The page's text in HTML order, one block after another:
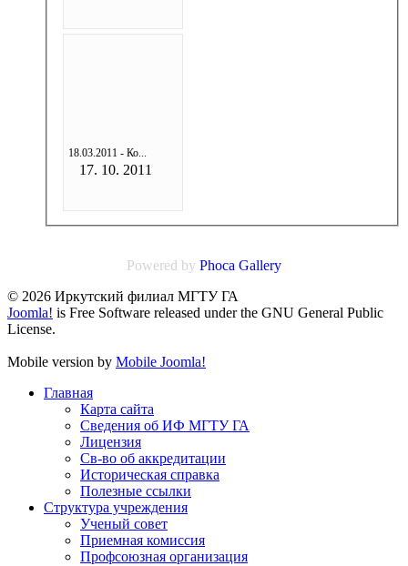
18.03.2011 - Ко...
17. 10. 2011
Powered by Phoca Gallery
© 2026 Иркутский филиал МГТУ ГА
Joomla! is Free Software released under the GNU General Public
License.
Mobile version by Mobile Joomla!
Главная
Карта сайта
Сведения об ИФ МГТУ ГА
Лицензия
Св-во об аккредитации
Историческая справка
Полезные ссылки
Структура учреждения
Ученый совет
Приемная комиссия
Профсоюзная организация